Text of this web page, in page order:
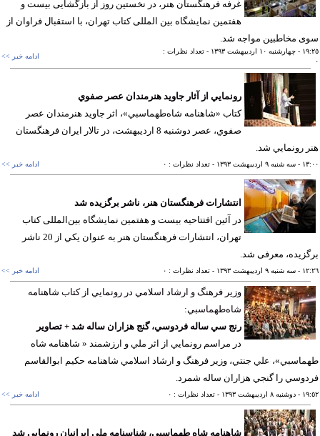
غرفه فرهنگستان هنر، در نخستین روز از بازگشایی بیست و
هفتمین نمایشگاه بین المللی کتاب تهران، با استقبال فراوان از
مخاطبین مواجه شد.
- چهارشنبه ١٠ ارديبهشت ١٣٩٣ - تعداد نظرات :
ادامه خبر >>
رونمايي از آثار جاويد هنرمندان عصر صفوي
كتاب «شاهنامه شاه‌طهماسبي»، اثر جاويد هنرمندان عصر
صفوي، عصر دوشنبه 8 ارديبهشت، در تالار ايران فرهنگستان
رونمايي شد.
- سه شنبه ٩ ارديبهشت ١٣٩٣ - تعداد نظرات : ٠ ادامه خبر >>
انتشارات فرهنگستان هنر، ناشر برگزيده شد
در آئین افتتاحیه بیست و هفتمین نمایشگاه بین‌المللی کتاب
تهران، انتشارات فرهنگستان هنر به عنوان يكي از 20 ناشر
معرفی شد.
- سه شنبه ٩ ارديبهشت ١٣٩٣ - تعداد نظرات : ٠ ادامه خبر >>
وزير فرهنگ و ارشاد اسلامي در رونمايي از كتاب شاهنامه
شاه‌طهماسبي:
رنج سي ساله فردوسي، گنج هزاران ساله شد + تصاوير
در مراسم رونمايي از اثر ملي و ارزشمند « شاهنامه شاه
علي جنتي، وزير فرهنگ و ارشاد اسلامي شاهنامه حكيم ابوالقاسم
را گنجي هزاران ساله شمرد.
- دوشنبه ٨ ارديبهشت ١٣٩٣ - تعداد نظرات : ٠ ادامه خبر >>
شاهنامه شاه طهماسبي، شناسنامه ملي ايرانيان رونمايي شد